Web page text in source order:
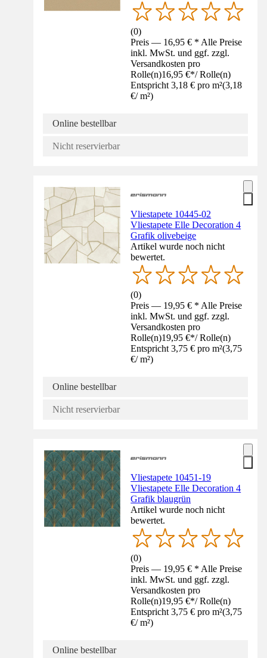
(0)
Preis — 16,95 € * Alle Preise
inkl. MwSt. und ggf. zzgl.
Versandkosten pro
Rolle(n)16,95 €*/ Rolle(n)
Entspricht 3,18 € pro m²(3,18
€/ m²)
Online bestellbar
Nicht reservierbar
Vliestapete 10445-02
Vliestapete Elle Decoration 4
Grafik olivebeige
Artikel wurde noch nicht
bewertet.
(0)
Preis — 19,95 € * Alle Preise
inkl. MwSt. und ggf. zzgl.
Versandkosten pro
Rolle(n)19,95 €*/ Rolle(n)
Entspricht 3,75 € pro m²(3,75
€/ m²)
Online bestellbar
Nicht reservierbar
Vliestapete 10451-19
Vliestapete Elle Decoration 4
Grafik blaugrün
Artikel wurde noch nicht
bewertet.
(0)
Preis — 19,95 € * Alle Preise
inkl. MwSt. und ggf. zzgl.
Versandkosten pro
Rolle(n)19,95 €*/ Rolle(n)
Entspricht 3,75 € pro m²(3,75
€/ m²)
Online bestellbar